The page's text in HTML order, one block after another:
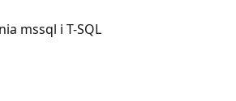
mssql i T-SQL